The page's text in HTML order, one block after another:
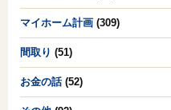
マイホーム計画 (309)
間取り (51)
お金の話(52)